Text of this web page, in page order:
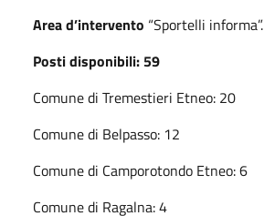
Area d’intervento “Sportelli informa”.
Posti disponibili: 59
Comune di Tremestieri Etneo: 20
Comune di Belpasso: 12
Comune di Camporotondo Etneo: 6
Comune di Ragalna: 4